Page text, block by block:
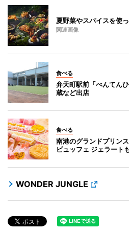
夏野菜やスパイスを使
関連画像
食べる
弁天町駅前「べんてん
蔵など出店
食べる
南港のグランドプリン
ビュッフェ ジェラート
WONDER JUNGLE